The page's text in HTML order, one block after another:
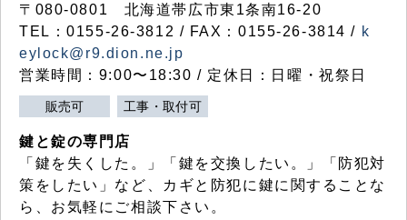
〒080-0801 北海道帯広市東1条南16-20
TEL：0155-26-3812 / FAX：0155-26-3814 / k
eylock@r9.dion.ne.jp
営業時間：9:00〜18:30 / 定休日：日曜・祝祭日
販売可 工事・取付可
鍵と錠の専門店
「鍵を失くした。」「鍵を交換したい。」「防犯対
策をしたい」など、カギと防犯に鍵に関することな
ら、お気軽にご相談下さい。